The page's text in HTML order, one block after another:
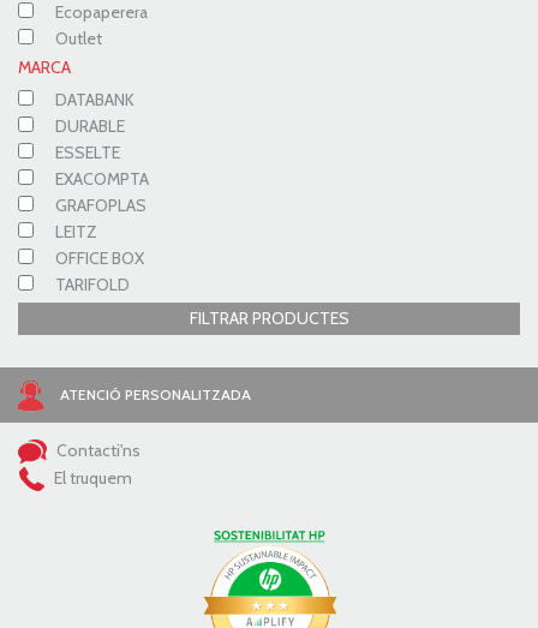
Ecopaperera
Outlet
MARCA
DATABANK
DURABLE
ESSELTE
EXACOMPTA
GRAFOPLAS
LEITZ
OFFICE BOX
TARIFOLD
FILTRAR PRODUCTES
ATENCIÓ PERSONALITZADA
Contacti'ns
El truquem